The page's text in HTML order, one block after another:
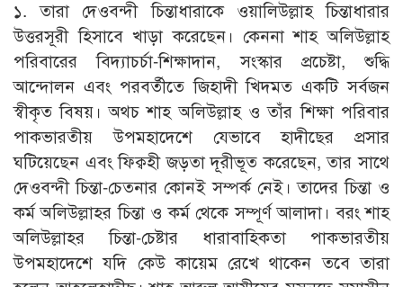
১. তারা দেওবন্দী চিন্তাধারাকে ওয়ালিউল্লাহ চিন্তাধারার
উত্তরসূরী হিসাবে খাড়া করেছেন। কেননা শাহ অলিউল্লাহ
পরিবারের বিদ্যাচর্চা-শিক্ষাদান, সংস্কার প্রচেষ্টা, শুদ্ধি
আন্দোলন এবং পরবর্তীতে জিহাদী খিদমত একটি সর্বজন
স্বীকৃত বিষয়। অথচ শাহ অলিউল্লাহ ও তাঁর শিক্ষা পরিবার
পাকভারতীয় উপমহাদেশে যেভাবে হাদীছের প্রসার
ঘটিয়েছেন এবং ফিক্বহী জড়তা দূরীভূত করেছেন, তার সাথে
দেওবন্দী চিন্তা-চেতনার কোনই সম্পর্ক নেই। তাদের চিন্তা ও
কর্ম অলিউল্লাহর চিন্তা ও কর্ম থেকে সম্পূর্ণ আলাদা। বরং শাহ
অলিউল্লাহর চিন্তা-চেষ্টার ধারাবাহিকতা পাকভারতীয়
উপমহাদেশে যদি কেউ কায়েম রেখে থাকেন তবে তারা